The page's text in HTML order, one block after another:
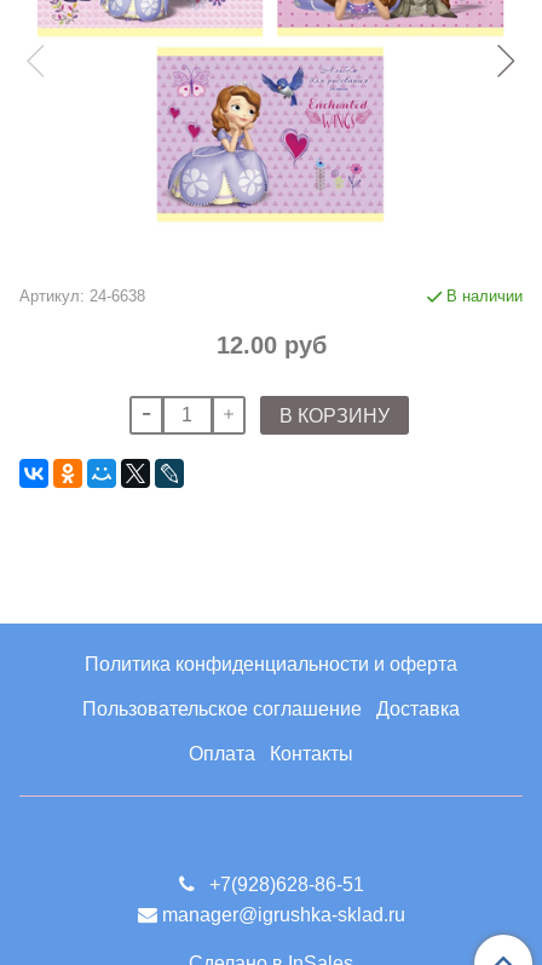
Артикул: 24-6638 В наличии
12.00 руб
В КОРЗИНУ
Политика конфиденциальности и оферта
Пользовательское соглашение Доставка
Оплата Контакты
+7(928)628-86-51
manager@igrushka-sklad.ru